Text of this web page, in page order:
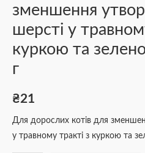
зменшення
шерсті у
куркою та
г
₴21
Для дорослих котів для
у травному тракті з куркою та